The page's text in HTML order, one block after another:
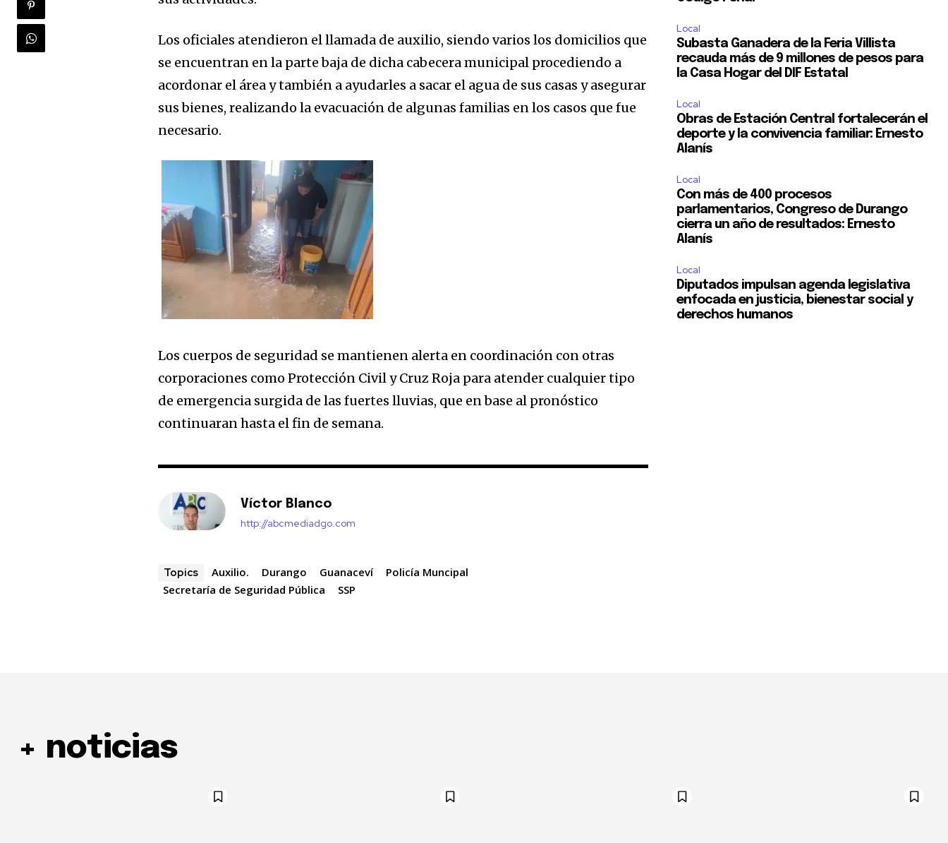
Los oficiales atendieron el llamada de auxilio, siendo varios los domicilios que
se encuentran en la parte baja de dicha cabecera municipal procediendo a
acordonar el área y también a ayudarles a sacar el agua de sus casas y asegurar
sus bienes, realizando la evacuación de algunas familias en los casos que fue
necesario.
Los cuerpos de seguridad se mantienen alerta en coordinación con otras
corporaciones como Protección Civil y Cruz Roja para atender cualquier tipo
de emergencia surgida de las fuertes lluvias, que en base al pronóstico
continuaran hasta el fin de semana.
Víctor Blanco
http://abcmediadgo.com
Topics Auxilio. Durango Guanaceví
Policía Muncipal
Secretaría de Seguridad Pública
SSP
Local
Subasta Ganadera de la Feria Villista
recauda más de 9 millones de pesos para
la Casa Hogar del DIF Estatal
Local
Obras de Estación Central fortalecerán el
deporte y la convivencia familiar: Ernesto
Alanís
Local
Con más de 400 procesos
parlamentarios, Congreso de Durango
cierra un año de resultados: Ernesto
Alanís
Local
Diputados impulsan agenda legislativa
enfocada en justicia, bienestar social y
derechos humanos
+ noticias